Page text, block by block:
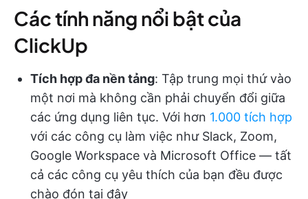
Các tính năng nổi bật của
ClickUp
Tích hợp đa nền tảng: Tập trung mọi thứ vào
một nơi mà không cần phải chuyển đổi giữa
các ứng dụng liên tục. Với hơn 1.000 tích hợp
với các công cụ làm việc như Slack, Zoom,
Google Workspace và Microsoft Office — tất
cả các công cụ yêu thích của bạn đều được
chào đón tại đây